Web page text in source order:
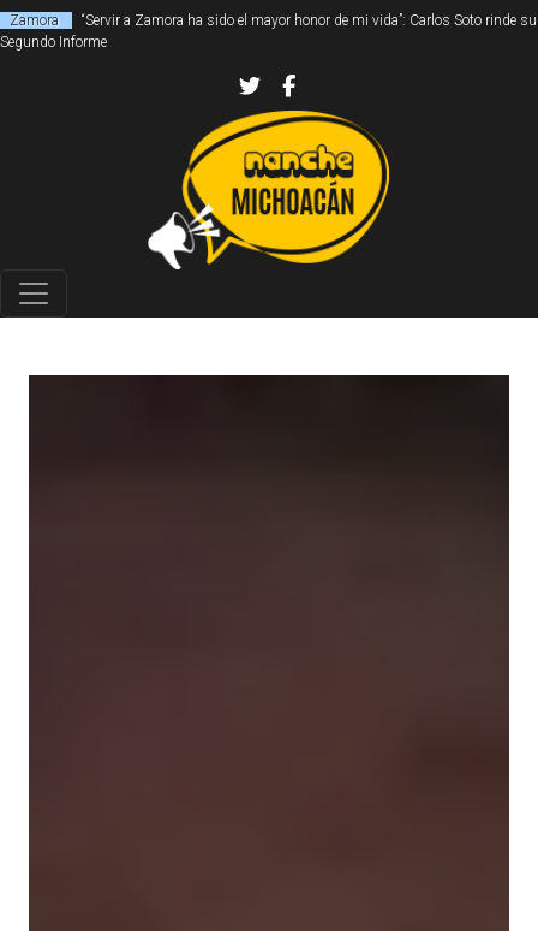
Zamora
“Servir a Zamora ha sido el mayor honor de mi vida”: Carlos Soto rinde su
Segundo Informe